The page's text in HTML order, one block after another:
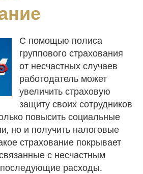
С помощью полиса
группового страхования
от несчастных случаев
работодатель может
увеличить страховую
защиту своих сотрудников
повысить социальные
но и получить налоговые
страхование покрывает
с несчастным
расходы.